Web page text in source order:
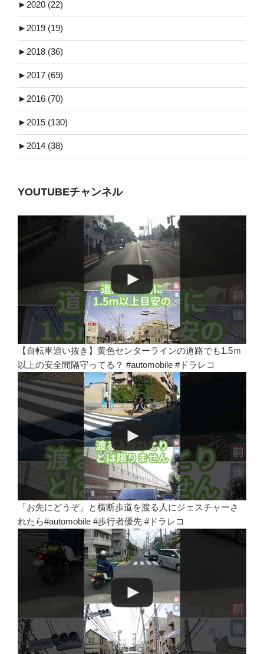
► 2020 (22)
► 2019 (19)
► 2018 (36)
► 2017 (69)
► 2016 (70)
► 2015 (130)
► 2014 (38)
YOUTUBEチャンネル
【自転車追い抜き】黄色センターラインの道路でも1.5ｍ
以上の安全間隔守ってる？ #automobile #ドラレコ
「お先にどうぞ」と横断歩道を渡る人にジェスチャーさ
れたら#automobile #歩行者優先 #ドラレコ